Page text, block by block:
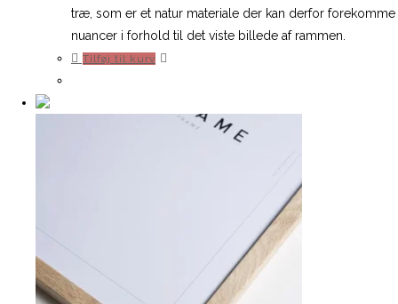
træ, som er et natur materiale der kan derfor forekomme
nuancer i forhold til det viste billede af rammen.
Tilføj til kurv